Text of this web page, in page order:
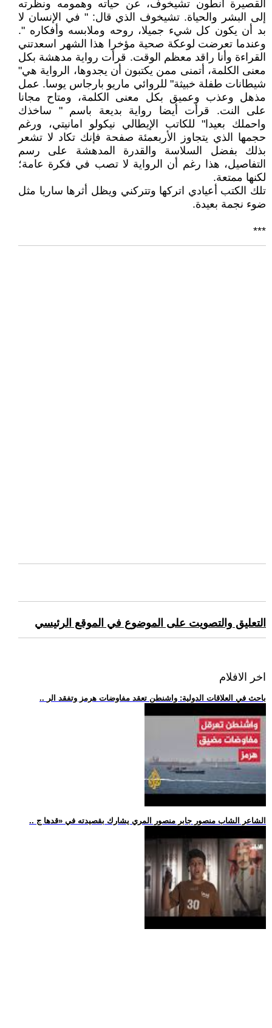
القصيرة أنطون تشيخوف، عن حياته وهمومه ونظرته
إلى البشر والحياة. تشيخوف الذي قال: " في الإنسان لا
بد أن يكون كل شيء جميلا، روحه وملابسه وأفكاره ".
وعندما تعرضت لوعكة صحية مؤخرا هذا الشهر اسعدتني
القراءة وأنا راقد معظم الوقت. قرأت رواية مدهشة بكل
معنى الكلمة، أتمنى ممن يكتبون أن يجدوها، الرواية هي"
شيطانات طفلة خبيثة" للروائي ماريو بارجاس يوسا. عمل
مذهل وعذب وعميق بكل معنى الكلمة، ومتاح مجانا
على النت. قرأت أيضا رواية بديعة باسم " ساخذك
واحملك بعيدا" للكاتب الإيطالي نيكولو امانيتي، ورغم
حجمها الذي يتجاوز الأربعمئة صفحة فإنك تكاد لا تشعر
بذلك بفضل السلاسة والقدرة المدهشة على رسم
التفاصيل، هذا رغم أن الرواية لا تصب في فكرة عامة؛
لكنها ممتعة.
تلك الكتب أعيادي اتركها وتتركني ويظل أثرها ساريا مثل
ضوء نجمة بعيدة.
***
التعليق والتصويت على الموضوع في الموقع الرئيسي
اخر الافلام
.. باحث في العلاقات الدولية: واشنطن تعقد مفاوضات هرمز وتفقد الر
.. الشاعر الشاب منصور جابر منصور المري يشارك بقصيدته في «قدها ج